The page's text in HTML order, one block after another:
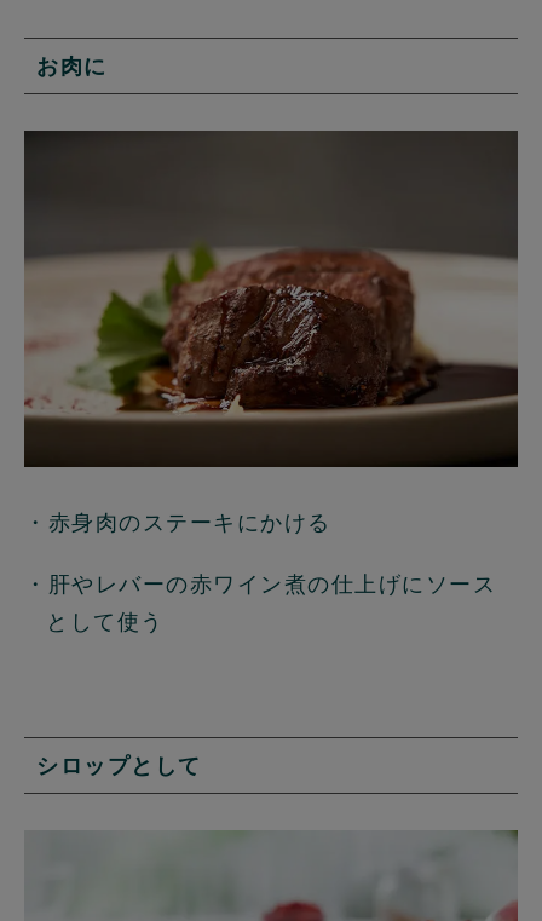
お肉に
・赤身肉のステーキにかける
・肝やレバーの赤ワイン煮の仕上げにソース
として使う
シロップとして